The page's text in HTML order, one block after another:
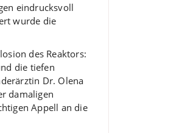
eindrucksvoll
wurde die
des Reaktors:
die tiefen
Dr. Olena
damaligen
Appell an die